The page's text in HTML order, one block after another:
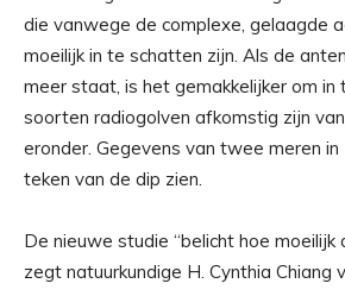
die vanwege de complexe, gelaagde
moeilijk in te schatten zijn. Als de
meer staat, is het gemakkelijker om
soorten radiogolven afkomstig zijn
eronder. Gegevens van twee meren in
teken van de dip zien.
De nieuwe studie “belicht hoe moeilijk
zegt natuurkundige H. Cynthia Chiang